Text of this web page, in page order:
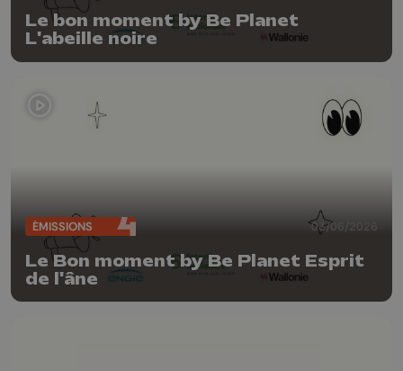
Le bon moment by Be Planet
L'abeille noire
ÉMISSIONS 03/06/2026
Le Bon moment by Be Planet Esprit
de l'âne